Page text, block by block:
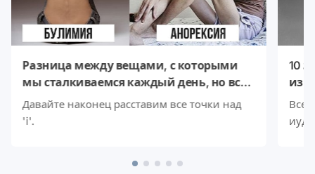
Разница между вещами, с которыми
мы сталкиваемся каждый день, но все
еще путаем
Давайте наконец расставим все точки над
'i'.
10
Все